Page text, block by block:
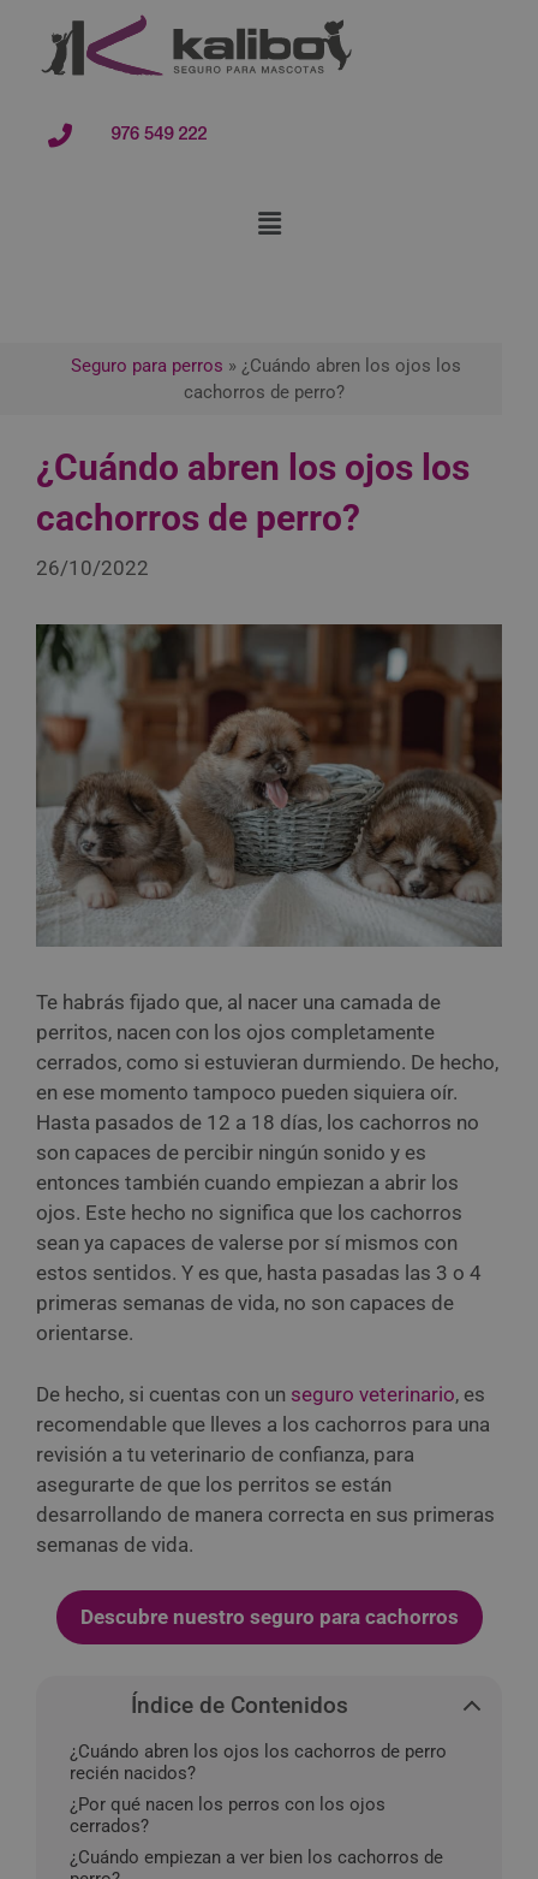
contenido
976 549 222
Seguro para perros » ¿Cuándo abren los ojos los
cachorros de perro?
¿Cuándo abren los ojos los
cachorros de perro?
26/10/2022
Te habrás fijado que, al nacer una camada de
perritos, nacen con los ojos completamente
cerrados, como si estuvieran durmiendo. De hecho,
en ese momento tampoco pueden siquiera oír.
Hasta pasados de 12 a 18 días, los cachorros no
son capaces de percibir ningún sonido y es
entonces también cuando empiezan a abrir los
ojos. Este hecho no significa que los cachorros
sean ya capaces de valerse por sí mismos con
estos sentidos. Y es que, hasta pasadas las 3 o 4
primeras semanas de vida, no son capaces de
orientarse.
De hecho, si cuentas con un seguro veterinario, es
recomendable que lleves a los cachorros para una
revisión a tu veterinario de confianza, para
asegurarte de que los perritos se están
desarrollando de manera correcta en sus primeras
semanas de vida.
Descubre nuestro seguro para cachorros
Índice de Contenidos
¿Cuándo abren los ojos los cachorros de perro
recién nacidos?
¿Por qué nacen los perros con los ojos
cerrados?
¿Cuándo empiezan a ver bien los cachorros de